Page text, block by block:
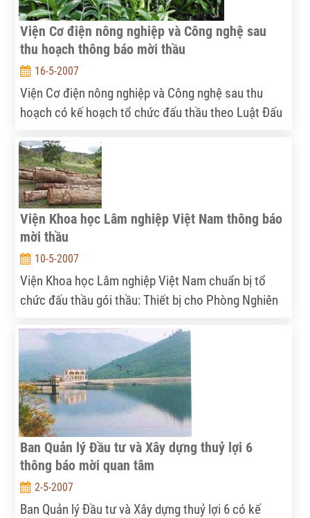
Viện Cơ điện nông nghiệp và Công nghệ sau
thu hoạch thông báo mời thầu
16-5-2007
Viện Cơ điện nông nghiệp và Công nghệ sau thu
hoạch có kế hoạch tổ chức đấu thầu theo Luật Đấu
Viện Khoa học Lâm nghiệp Việt Nam thông báo
mời thầu
10-5-2007
Viện Khoa học Lâm nghiệp Việt Nam chuẩn bị tổ
chức đấu thầu gói thầu: Thiết bị cho Phòng Nghiên
Ban Quản lý Đầu tư và Xây dựng thuỷ lợi 6
thông báo mời quan tâm
2-5-2007
Ban Quản lý Đầu tư và Xây dựng thuỷ lợi 6 có kế